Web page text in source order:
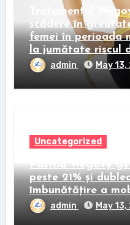
Tratamentul
scădere în
femei în perioada
la jumătate riscul
admin May
Uncategorized
Pastila Wegovy
peste 21% și
îmbunătățire a
admin May